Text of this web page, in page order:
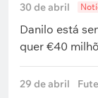
30 de abril
Danilo está
quer €40
29 de abril